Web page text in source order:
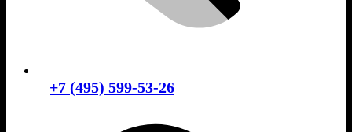
+7 (495) 599-53-26